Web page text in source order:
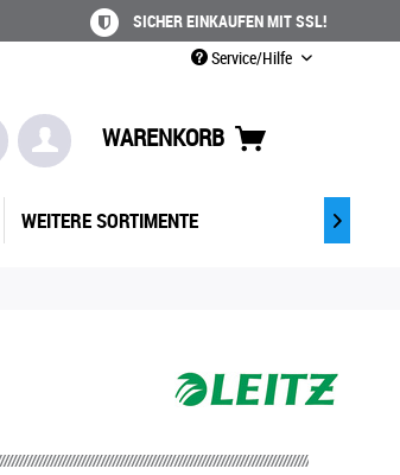
SICHER EINKAUFEN MIT SSL!
Service/Hilfe
WARENKORB
WEITERE SORTIMENTE 